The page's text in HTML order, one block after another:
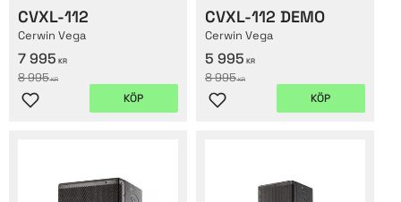
CVXL-112
Cerwin Vega
7 995 KR
8 995KR
Lägg till i favoriter
KÖP
CVXL-112 DEMO
Cerwin Vega
5 995 KR
8 995KR
Lägg till i favoriter
KÖP